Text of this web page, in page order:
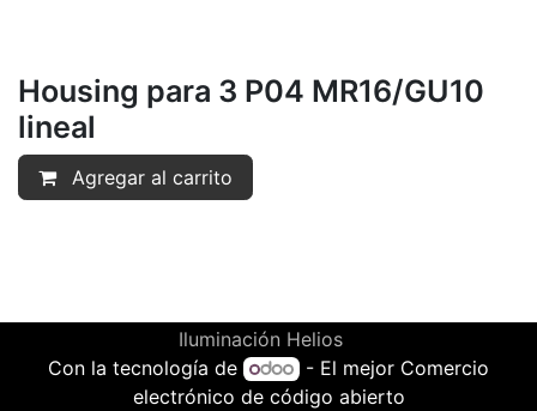
Housing para 3 P04 MR16/GU10
lineal
Agregar al carrito
Iluminación Helios
Con la tecnología de
- El mejor Comercio
electrónico de código abierto